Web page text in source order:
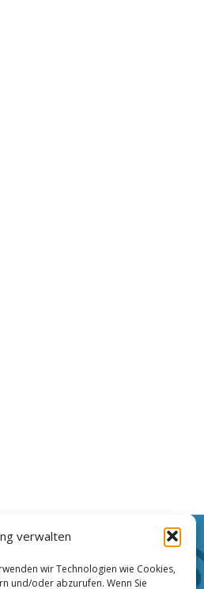
verwalten
wir Technologien wie Cookies,
und/oder abzurufen. Wenn Sie